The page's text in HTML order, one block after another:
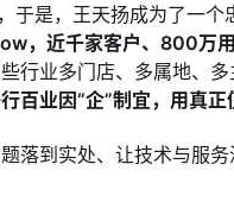
于是，王天扬成为了一个
，近千家客户、800万
行业多门店、多属地、
百业因“企”制宜，用真正
落到实处、让技术与服